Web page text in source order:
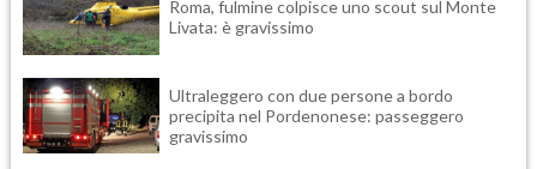
Roma, fulmine colpisce uno scout sul Monte
Livata: è gravissimo
Ultraleggero con due persone a bordo
precipita nel Pordenonese: passeggero
gravissimo